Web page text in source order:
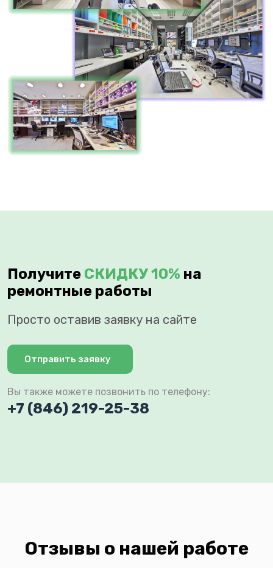
Получите СКИДКУ 10% на
ремонтные работы
Просто оставив заявку на сайте
Отправить заявку
Вы также можете позвонить по телефону:
+7 (846) 219-25-38
Отзывы о нашей работе